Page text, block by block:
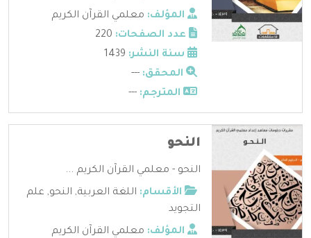
المؤلف: معلمي القرآن الكريم
عدد الصفحات:
سنة النشر:
المحقق: ---
المترجم: ---
النحو
النحو - معلمي القرآن الكريم ...
الأقسام: اللغة العربية, النحو, علم
التجويد
المؤلف: معلمي القرآن الكريم